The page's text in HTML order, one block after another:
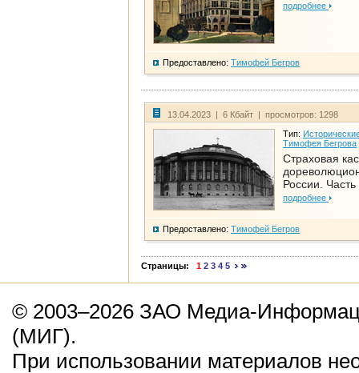
подробнее
Предоставлено: Тимофей Бегров
13.04.2023 | 6 Кбайт | просмотров: 1298
Тип:
Тимофея Бегрова
Страховая
России. Часть
подробнее
Предоставлено: Тимофей Бегров
Страницы: 1 2 3 4 5
© 2003–2026 ЗАО Медиа-
(МИГ).
При использовании материалов